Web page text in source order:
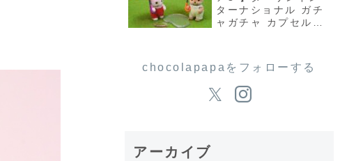
ターナショナル ガチ
ャガチャ カプセルト
chocolapapaをフォローする
アーカイブ